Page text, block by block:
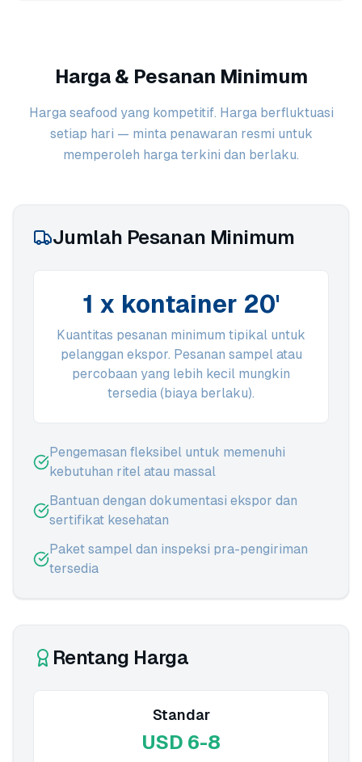
Harga & Pesanan Minimum
Harga seafood yang kompetitif. Harga berfluktuasi
setiap hari — minta penawaran resmi untuk
memperoleh harga terkini dan berlaku.
Jumlah Pesanan Minimum
1 x kontainer 20'
Kuantitas pesanan minimum tipikal untuk
pelanggan ekspor. Pesanan sampel atau
percobaan yang lebih kecil mungkin
tersedia (biaya berlaku).
Pengemasan fleksibel untuk memenuhi
kebutuhan ritel atau massal
Bantuan dengan dokumentasi ekspor dan
sertifikat kesehatan
Paket sampel dan inspeksi pra-pengiriman
tersedia
Rentang Harga
Standar
USD 6-8